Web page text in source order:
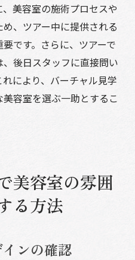
美容室の施術プロセスや
、ツアー中に提供される
です。さらに、ツアーで
後日スタッフに直接問い
により、バーチャル見学
容室を選ぶ一助とするこ
美容室の雰囲
る方法
ンの確認